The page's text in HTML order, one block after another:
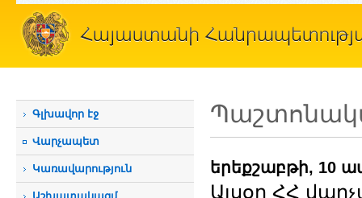
Գլխավոր էջ
Վարչապետ
Կառավարություն երեքշաբթի, 10
Այսօր ՀՀ